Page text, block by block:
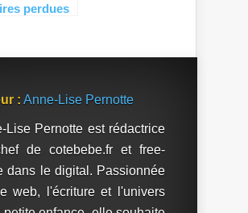
perdues
: Anne-Lise Pernotte
Lise Pernotte est rédactrice
de cotebebe.fr et free-
dans le digital. Passionnée
web, l'écriture et l'univers